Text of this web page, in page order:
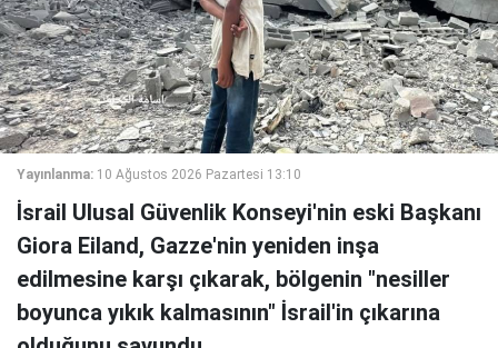
Yayınlanma: 10 Ağustos 2026 Pazartesi 13:10
İsrail Ulusal Güvenlik Konseyi'nin eski Başkanı
Giora Eiland, Gazze'nin yeniden inşa
edilmesine karşı çıkarak, bölgenin "nesiller
boyunca yıkık kalmasının" İsrail'in çıkarına